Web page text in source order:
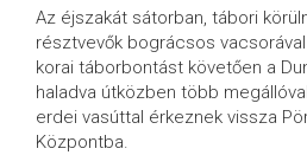
Az éjszakát sátorban, tábori
résztvevők bográcsos
korai táborbontást követően a
haladva útközben több
erdei vasúttal érkeznek vissza
Központba.